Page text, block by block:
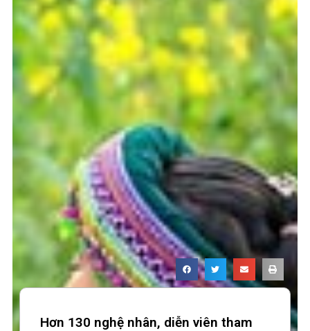
Hơn 130 nghệ nhân, diễn viên tham